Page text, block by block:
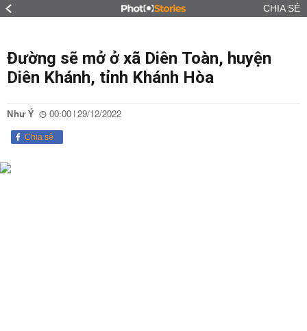
CHIA SẺ
Đường sẽ mở ở xã Diên Toàn, huyện
Diên Khánh, tỉnh Khánh Hòa
Như Ý 00:00 | 29/12/2022
Chia sẻ